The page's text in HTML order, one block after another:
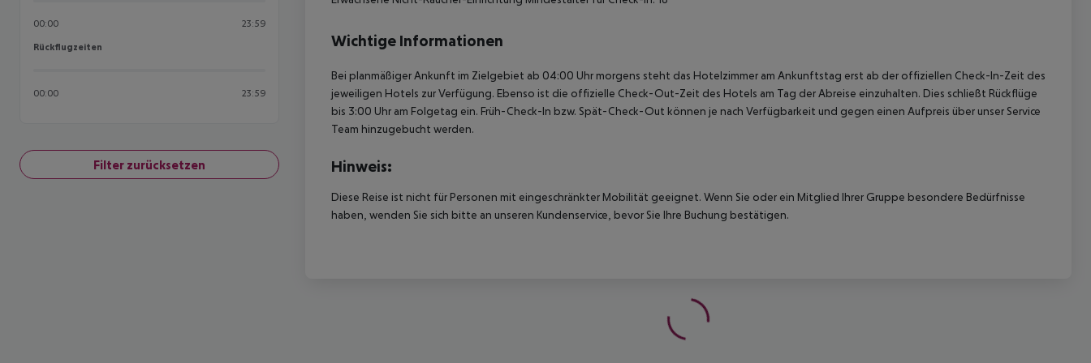
00:00 23:59
Rückflugzeiten
Rückflugzeiten
00:00 23:59
Filter zurücksetzen
Wichtige Informationen
Bei planmäßiger Ankunft im Zielgebiet ab 04:00 Uhr morgens steht das Hotelzimmer am Ankunftstag erst ab der offiziellen Check-In-Zeit des
jeweiligen Hotels zur Verfügung. Ebenso ist die offizielle Check-Out-Zeit des Hotels am Tag der Abreise einzuhalten. Dies schließt Rückflüge
bis 3:00 Uhr am Folgetag ein. Früh-Check-In bzw. Spät-Check-Out können je nach Verfügbarkeit und gegen einen Aufpreis über unser Service
Team hinzugebucht werden.
Hinweis:
Diese Reise ist nicht für Personen mit eingeschränkter Mobilität geeignet. Wenn Sie oder ein Mitglied Ihrer Gruppe besondere Bedürfnisse
haben, wenden Sie sich bitte an unseren Kundenservice, bevor Sie Ihre Buchung bestätigen.